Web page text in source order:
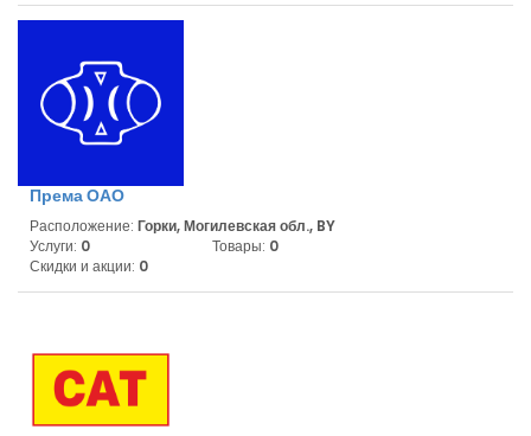
Према ОАО
Расположение: Горки, Могилевская обл., BY
Услуги: 0 Товары: 0
Скидки и акции: 0